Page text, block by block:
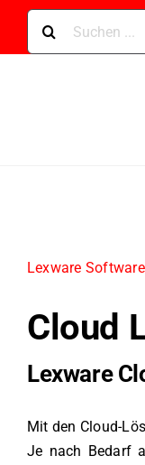
Skip
content
nach:
Lexware
Cloud
Lexware
Mit den Cloud-
Je nach Bedarf